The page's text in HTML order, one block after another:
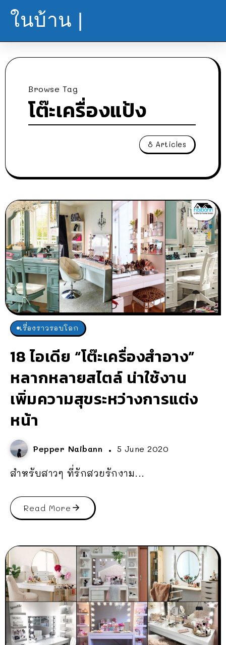
ในบ้าน |
Browse Tag
โต๊ะเครื่องแป้ง
8 Articles
เรื่องราวรอบโลก
18 ไอเดีย “โต๊ะเครื่องสำอาง”
หลากหลายสไตล์ น่าใช้งาน
เพิ่มความสุขระหว่างการแต่ง
หน้า
Pepper Naibann 5 June 2020
สำหรับสาวๆ ที่รักสวยรักงาม...
Read More